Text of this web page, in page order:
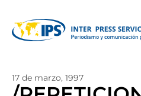
17 de marzo, 1997